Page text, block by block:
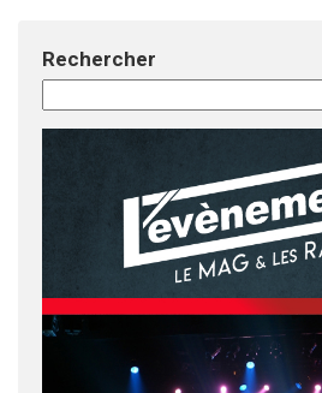
Rechercher